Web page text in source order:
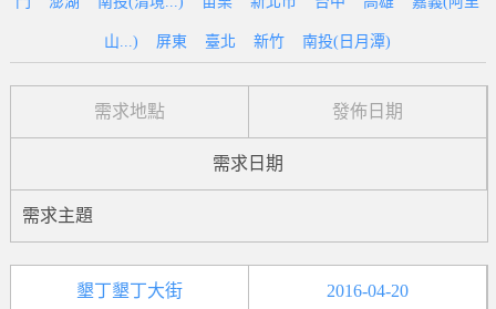
山...) 屏東 臺北 新竹 南投(日月潭)
需求地點 發佈日期
需求日期
需求主題
墾丁墾丁大街 2016-04-20